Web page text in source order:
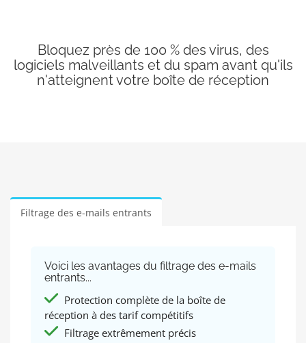
Bloquez près de 100 % des virus, des
logiciels malveillants et du spam avant qu'ils
n'atteignent votre boîte de réception
Filtrage des e-mails entrants
Voici les avantages du filtrage des e-mails
entrants...
Protection complète de la boîte de
réception à des tarif compétitifs
Filtrage extrêmement précis